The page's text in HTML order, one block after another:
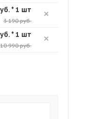
* 1 шт
3 190 руб.
* 1 шт
10 990 руб.